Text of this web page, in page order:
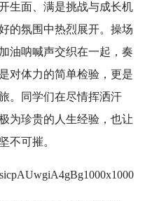
生面、满是挑战与成长机
的氛围中热烈展开。操场
油呐喊声交织在一起，奏
对体力的简单检验，更是
。同学们在尽情挥洒汗
为珍贵的人生经验，也让
不可摧。